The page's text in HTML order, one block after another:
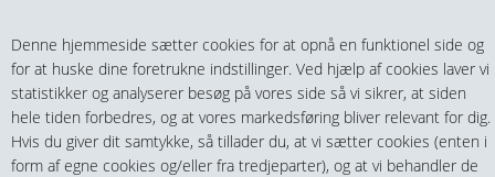
Denne hjemmeside sætter cookies for at opnå en funktionel side og
for at huske dine foretrukne indstillinger. Ved hjælp af cookies laver vi
statistikker og analyserer besøg på vores side så vi sikrer, at siden
hele tiden forbedres, og at vores markedsføring bliver relevant for dig.
Hvis du giver dit samtykke, så tillader du, at vi sætter cookies (enten i
form af egne cookies og/eller fra tredjeparter), og at vi behandler de
Teltech.dk 0 vare(r) i kurven
0,00 DKK